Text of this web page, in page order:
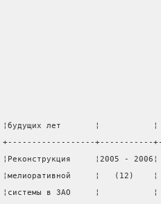
¦будущих лет       ¦
+------------------+-----------
¦Реконструкция     ¦2005 -
¦мелиоративной     ¦
¦системы в ЗАО     ¦